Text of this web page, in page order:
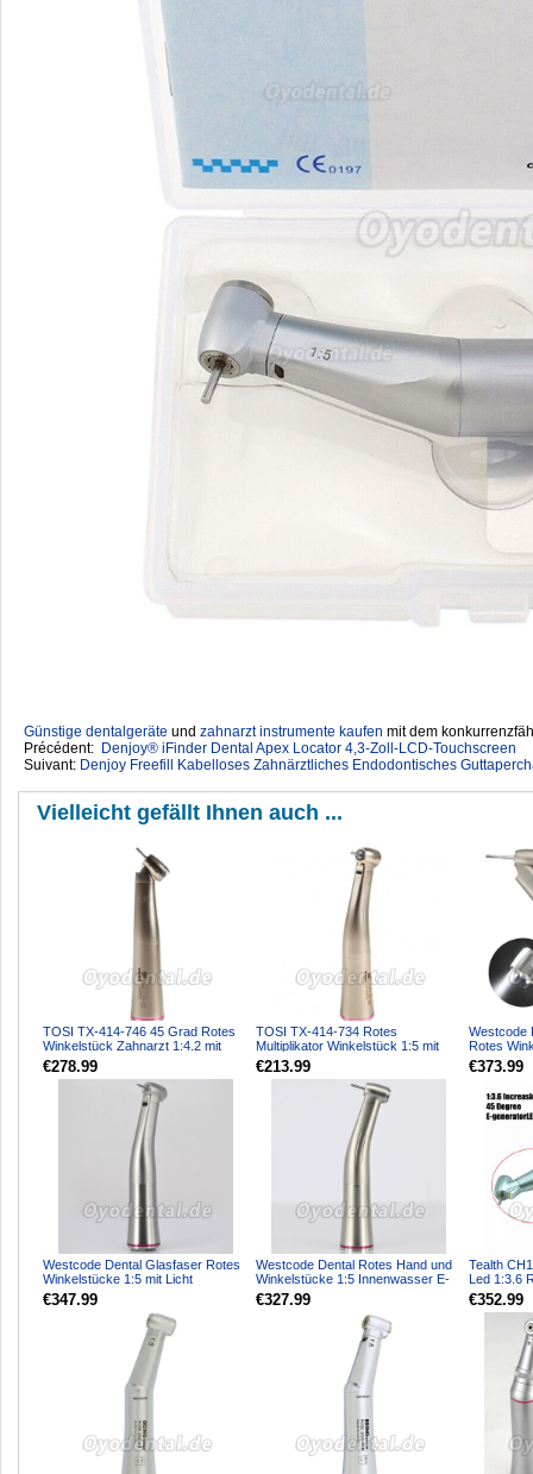
Günstige dentalgeräte ‎ und zahnarzt instrumente kaufen mit dem
Précédent: Denjoy® iFinder Dental Apex Locator 4,3-Zoll-LCD-Touchscreen
Suivant: Denjoy Freefill Kabelloses Zahnärztliches Endodontisches
Vielleicht gefällt Ihnen auch ...
TOSI TX-414-746 45 Grad Rotes
Winkelstück Zahnarzt 1:4.2 mit
Licht
€278.99
TOSI TX-414-734 Rotes
Multiplikator Winkelstück 1:5 mit
Licht Mini-Kopf
€213.99
Westcode
Rotes
und Spray
€373.99
Westcode Dental Glasfaser Rotes
Winkelstücke 1:5 mit Licht
Innenwasser E-Typ Dru...
€347.99
Westcode Dental Rotes Hand und
Winkelstücke 1:5 Innenwasser E-
Typ
€327.99
Tealth
Led 1:3.6
Zahnarzt
€352.99